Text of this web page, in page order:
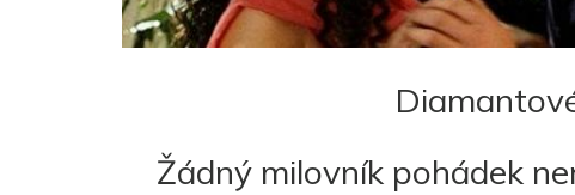
Žádný milovník pohádek